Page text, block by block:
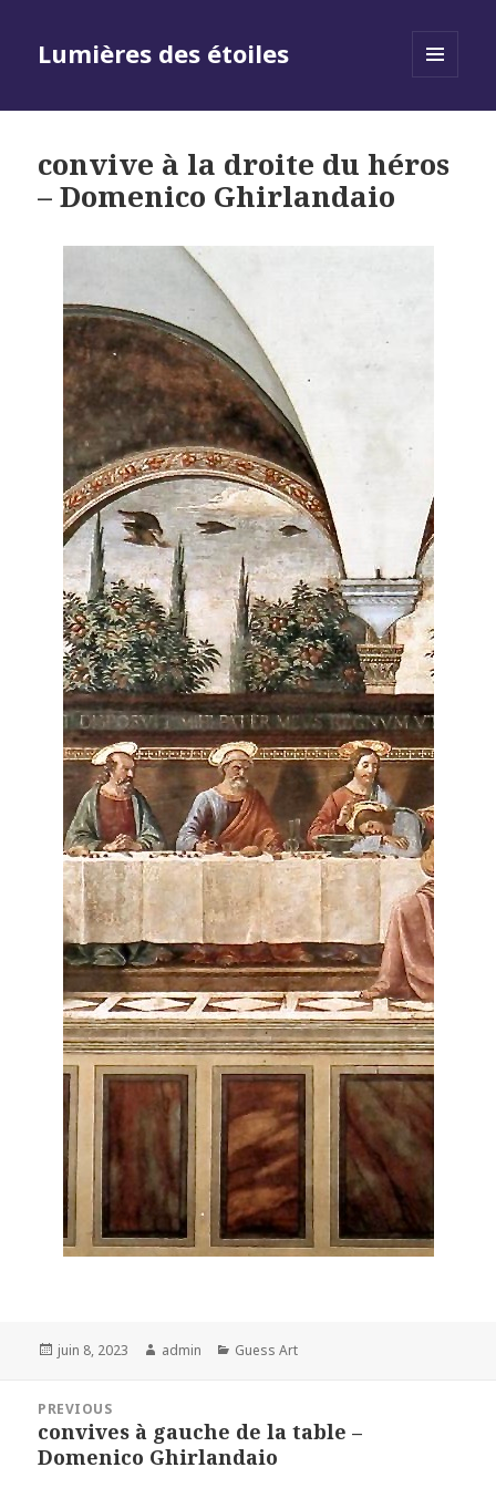
Lumières des étoiles
convive à la droite du héros
– Domenico Ghirlandaio
Posted
juin 8, 2023 Author
admin Categories
Guess Art
l’article
PREVIOUS
Previous
post:
convives à gauche de la table –
Domenico Ghirlandaio